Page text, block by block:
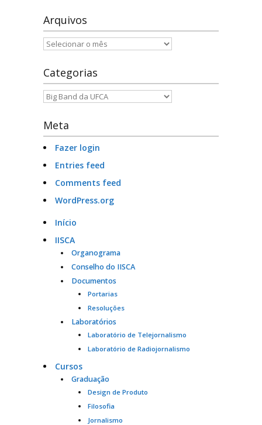
Arquivos
Arquivos
Categorias
Categorias
Meta
Fazer login
Entries feed
Comments feed
WordPress.org
Início
IISCA
Organograma
Conselho do IISCA
Documentos
Portarias
Resoluções
Laboratórios
Laboratório de Telejornalismo
Laboratório de Radiojornalismo
Cursos
Graduação
Design de Produto
Filosofia
Jornalismo